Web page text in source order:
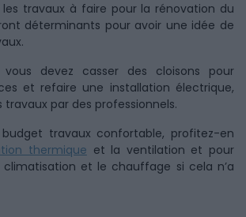
les travaux à faire pour la rénovation du
déterminants pour avoir une idée de
devez casser des cloisons pour
et refaire une installation électrique,
par des professionnels.
travaux confortable, profitez-en
thermique et la ventilation et pour
et le chauffage si cela n’a